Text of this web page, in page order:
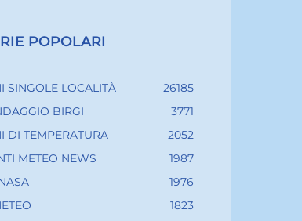
POPOLARI
SINGOLE LOCALITÀ
26185
BIRGI
3771
DI TEMPERATURA
2052
METEO NEWS
1987
1976
1823